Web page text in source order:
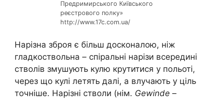
Предримирського Київського
реєстрового полку»
http://www.17c.com.ua/
Нарізна зброя є більш досконалою, ніж
гладкоствольна – спіральні нарізи всередині
стволів змушують кулю крутитися у польоті,
через що кулі летять далі, а влучають у ціль
точніше. Нарізні стволи (нім. Gewinde –